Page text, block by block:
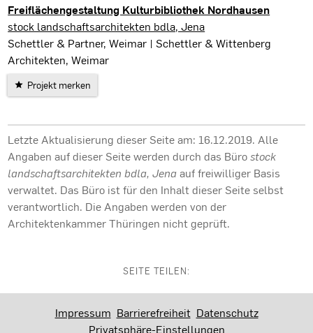
Freiflächengestaltung Kulturbibliothek Nordhausen
Nordhausen
stock landschaftsarchitekten bdla, Jena
Schettler & Partner, Weimar | Schettler & Wittenberg
Architekten, Weimar
Projekt merken
Letzte Aktualisierung dieser Seite am: 16.12.2019. Alle
Angaben auf dieser Seite werden durch das Bürostock
landschaftsarchitekten bdla, Jenaauf freiwilliger Basis
verwaltet. Das Büro ist für den Inhalt dieser Seite selbst
verantwortlich. Die Angaben werden von der
Architektenkammer Thüringen nicht geprüft.
SEITE TEILEN:
Impressum Barrierefreiheit Datenschutz
Privatsphäre-Einstellungen